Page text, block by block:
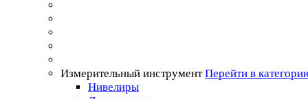
Измерительный инструмент Перейти в
Нивелиры